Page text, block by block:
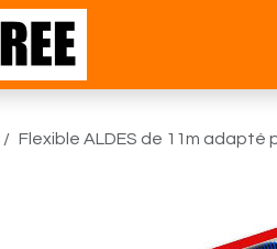
Flexible ALDES de 11m